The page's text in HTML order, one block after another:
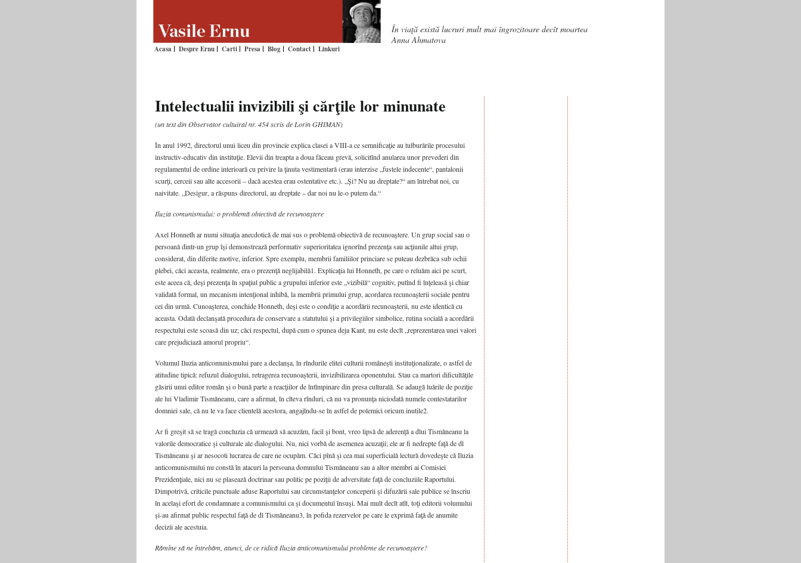
Acasa Despre Ernu Carti Presa Blog Contact Linkuri
În viaţă există lucruri mult mai îngrozitoare decît moartea
Anna Ahmatova
Intelectualii invizibili şi cărţile lor minunate
(un text din Observator cultuiral nr. 454 scris de Lorin GHIMAN)
În anul 1992, directorul unui liceu din provincie explica clasei a VIII-a ce semnificaţie au tulburările procesului
instructiv-educativ din instituţie. Elevii din treapta a doua făceau grevă, solicitînd anularea unor prevederi din
regulamentul de ordine interioară cu privire la ţinuta vestimentară (erau interzise „fustele indecente“, pantalonii
scurţi, cerceii sau alte accesorii – dacă acestea erau ostentative etc.). „Şi? Nu au dreptate?“ am întrebat noi, cu
naivitate. „Desigur, a răspuns directorul, au dreptate – dar noi nu le-o putem da.“
Iluzia comunismului: o problemă obiectivă de recunoaştere
Axel Honneth ar numi situaţia anecdotică de mai sus o problemă obiectivă de recunoaştere. Un grup social sau o
persoană dintr-un grup îşi demonstrează performativ superioritatea ignorînd prezenţa sau acţiunile altui grup,
considerat, din diferite motive, inferior. Spre exemplu, membrii familiilor princiare se puteau dezbrăca sub ochii
plebei, căci aceasta, realmente, era o prezenţă neglijabilă1. Explicaţia lui Honneth, pe care o reluăm aici pe scurt,
este aceea că, deşi prezenţa în spaţiul public a grupului inferior este „vizibilă“ cognitiv, putînd fi înţeleasă şi chiar
validată formal, un mecanism intenţional inhibă, la membrii primului grup, acordarea recunoaşterii sociale pentru
cei din urmă. Cunoaşterea, conchide Honneth, deşi este o condiţie a acordării recunoaşterii, nu este identică cu
aceasta. Odată declanşată procedura de conservare a statutului şi a privilegiilor simbolice, rutina socială a acordării
respectului este scoasă din uz; căci respectul, după cum o spunea deja Kant, nu este decît „reprezentarea unei valori
care prejudiciază amorul propriu“.
Volumul Iluzia anticomunismului pare a declanşa, în rîndurile elitei culturii româneşti instituţionalizate, o astfel de
atitudine tipică: refuzul dialogului, retragerea recunoaşterii, invizibilizarea oponentului. Stau ca martori dificultăţile
găsirii unui editor român şi o bună parte a reacţiilor de întîmpinare din presa culturală. Se adaugă luările de poziţie
ale lui Vladimir Tismăneanu, care a afirmat, în cîteva rînduri, că nu va pronunţa niciodată numele contestatarilor
domniei sale, că nu le va face clientelă acestora, angajîndu-se în astfel de polemici oricum inutile2.
Ar fi greşit să se tragă concluzia că urmează să acuzăm, facil şi bont, vreo lipsă de aderenţă a dlui Tismăneanu la
valorile democratice şi culturale ale dialogului. Nu, nici vorbă de asemenea acuzaţii; ele ar fi nedrepte faţă de dl
Tismăneanu şi ar nesocoti lucrarea de care ne ocupăm. Căci pînă şi cea mai superficială lectură dovedeşte că Iluzia
anticomunismului nu constă în atacuri la persoana domnului Tismăneanu sau a altor membri ai Comisiei
Prezidenţiale, nici nu se plasează doctrinar sau politic pe poziţii de adversitate faţă de concluziile Raportului.
Dimpotrivă, criticile punctuale aduse Raportului sau circumstanţelor conceperii şi difuzării sale publice se înscriu
în acelaşi efort de condamnare a comunismului ca şi documentul însuşi. Mai mult decît atît, toţi editorii volumului
şi-au afirmat public respectul faţă de dl Tismăneanu3, în pofida rezervelor pe care le exprimă faţă de anumite
decizii ale acestuia.
Rămîne să ne întrebăm, atunci, de ce ridică Iluzia anticomunismului probleme de recunoaştere?